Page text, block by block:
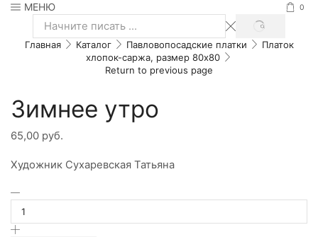
МЕНЮ 0
Search
input
SEARCH
Главная Каталог Павловопосадские платки
Платок
хлопок-саржа, размер 80х80
Return to previous page
Зимнее утро
65,00 руб.
Художник Сухаревская Татьяна
Количество
Зимнее
утро